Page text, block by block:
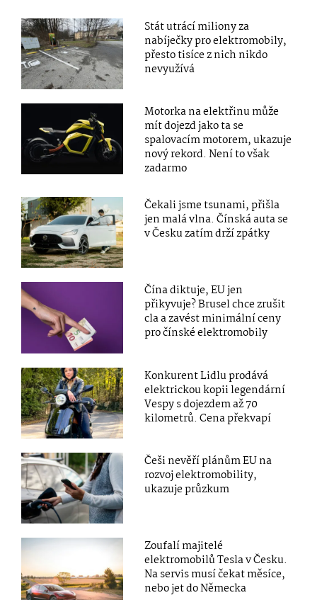
Stát utrácí miliony za
nabíječky pro elektromobily,
přesto tisíce z nich nikdo
nevyužívá
Motorka na elektřinu může
mít dojezd jako ta se
spalovacím motorem, ukazuje
nový rekord. Není to však
zadarmo
Čekali jsme tsunami, přišla
jen malá vlna. Čínská auta se
v Česku zatím drží zpátky
Čína diktuje, EU jen
přikyvuje? Brusel chce zrušit
cla a zavést minimální ceny
pro čínské elektromobily
Konkurent Lidlu prodává
elektrickou kopii legendární
Vespy s dojezdem až 70
kilometrů. Cena překvapí
Češi nevěří plánům EU na
rozvoj elektromobility,
ukazuje průzkum
Zoufalí majitelé
elektromobilů Tesla v Česku.
Na servis musí čekat měsíce,
nebo jet do Německa